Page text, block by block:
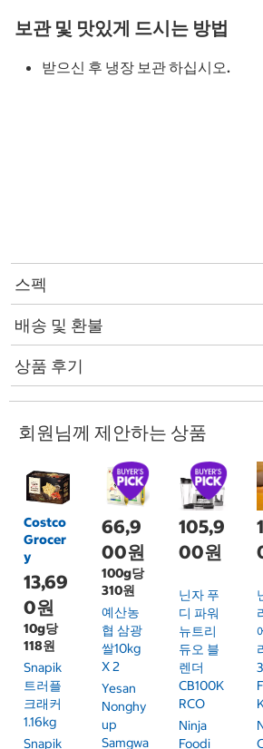
보관 및 맛있게 드시는 방법
받으신 후 냉장 보관 하십시오.
스펙
배송 및 환불
상품 후기
회원님께 제안하는 상품
Costco
Grocer
y
13,69
0원
10g당
118원
Snapik
트러플
크래커
1.16kg
Snapik
66,9
00원
100g당
310원
예산농
협 삼광
쌀10kg
X 2
Yesan
Nonghy
Up
Samgwa
105,9
00원
닌자 푸
디 파워
뉴트리
듀오 블
렌더
CB100K
RCO
Ninja
Foodi